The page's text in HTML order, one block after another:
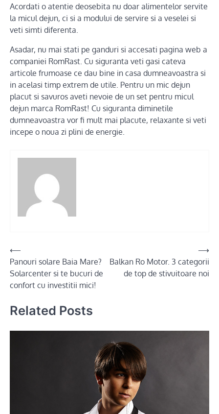
Acordati o atentie deosebita nu doar alimentelor servite
la micul dejun, ci si a modului de servire si a veselei si
veti simti diferenta.
Asadar, nu mai stati pe ganduri si accesati pagina web a
companiei RomRast. Cu siguranta veti gasi cateva
articole frumoase ce dau bine in casa dumneavoastra si
in acelasi timp extrem de utile. Pentru un mic dejun
placut si savuros aveti nevoie de un set pentru micul
dejun marca RomRast! Cu siguranta diminetile
dumneavoastra vor fi mult mai placute, relaxante si veti
incepe o noua zi plini de energie.
Post
navigation
⟵
Panouri solare Baia Mare?
Solarcenter si te bucuri de
confort cu investitii mici!
Balkan Ro Motor. 3 categorii
de top de stivuitoare noi
⟶
Related Posts